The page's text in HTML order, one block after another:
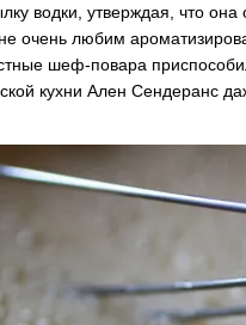
водки, утверждая, что она
очень любим
шеф-повара
кухни Ален Сендеранс